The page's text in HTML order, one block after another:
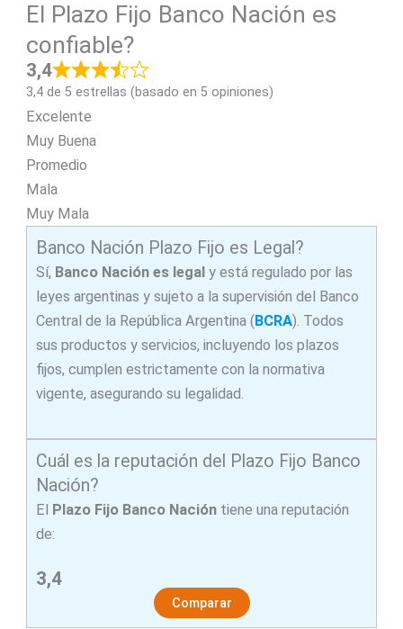
El Plazo Fijo Banco Nación es
confiable?
3,4
3,4 de 5 estrellas (basado en 5 opiniones)
Excelente
Muy Buena
Promedio
Mala
Muy Mala
Banco Nación Plazo Fijo es Legal?
Sí, Banco Nación es legaly está regulado por las
leyes argentinas y sujeto a la supervisión del Banco
Central de la República Argentina (BCRA). Todos
sus productos y servicios, incluyendo los plazos
fijos, cumplen estrictamente con la normativa
vigente, asegurando su legalidad.
Cuál es la reputación del Plazo Fijo Banco
Nación?
El Plazo Fijo Banco Nacióntiene una reputación
de:
3,4
Comparar